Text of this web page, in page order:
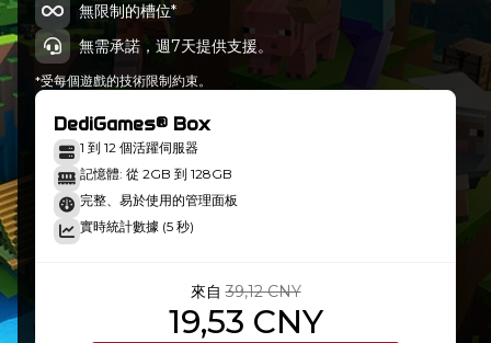
無限制的槽位*
無需承諾，週7天提供支援。
*受每個遊戲的技術限制約束。
DediGames® Box
1 到 12 個活躍伺服器
記憶體: 從 2GB 到 128GB
完整、易於使用的管理面板
實時統計數據 (5 秒)
來自 39,12 CNY
19,53 CNY